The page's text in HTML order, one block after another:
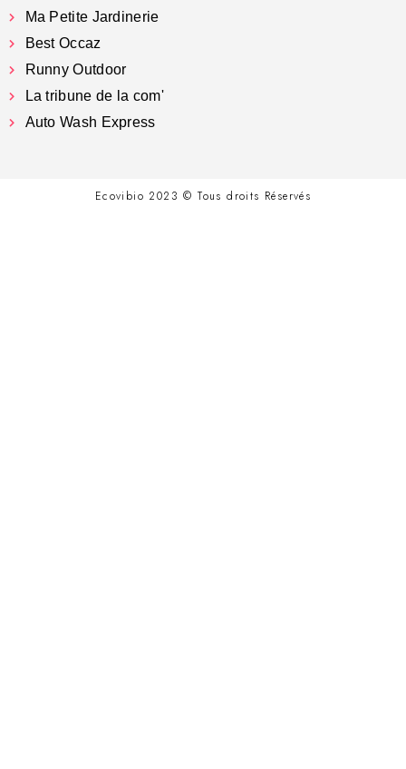
Ma Petite Jardinerie
Best Occaz
Runny Outdoor
La tribune de la com'
Auto Wash Express
Ecovibio 2023 © Tous droits Réservés